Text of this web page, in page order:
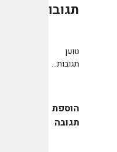
תגובות
טוען
תגובות...
הוספת
תגובה